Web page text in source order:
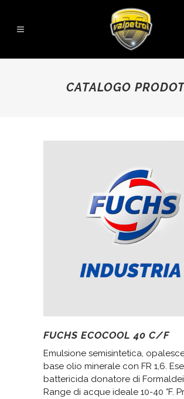
CATALOGO
FUCHS ECOCOOL 40 C/F
Emulsione semisintetica,
base olio minerale con FR 1,6.
battericida donatore di
Range di acque ideale 10-40 °F.